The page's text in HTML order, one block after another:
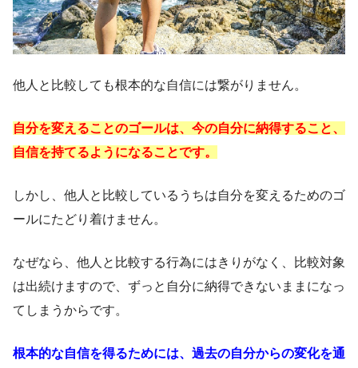
他人と比較しても根本的な自信には繋がりません。
自分を変えることのゴールは、今の自分に納得すること、
自信を持てるようになることです。
しかし、他人と比較しているうちは自分を変えるためのゴ
ールにたどり着けません。
なぜなら、他人と比較する行為にはきりがなく、比較対象
は出続けますので、ずっと自分に納得できないままになっ
てしまうからです。
根本的な自信を得るためには、過去の自分からの変化を通